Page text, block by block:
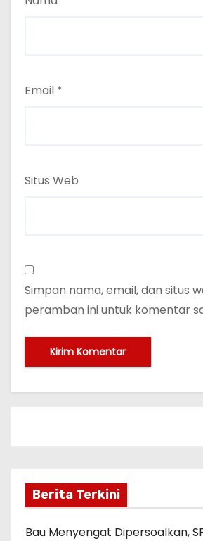
Email *
Situs Web
Simpan nama, email, dan situs
peramban ini untuk komentar
Berita Terkini
Bau Menyengat Dipersoalkan,